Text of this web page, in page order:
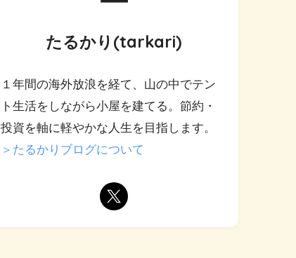
たるかり(tarkari)
１年間の海外放浪を経て、山の中でテン
ト生活をしながら小屋を建てる。節約・
投資を軸に軽やかな人生を目指します。
＞たるかりブログについて